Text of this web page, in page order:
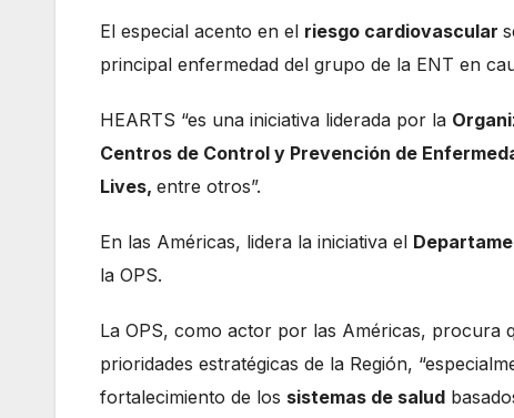
El especial acento en el riesgo cardiovascular
principal enfermedad del grupo de la ENT en
HEARTS “es una iniciativa liderada por la
Centros de Control y Prevención de
Lives, entre otros”.
En las Américas, lidera la iniciativa el
la OPS.
La OPS, como actor por las Américas, procura
prioridades estratégicas de la Región,
fortalecimiento de los sistemas de salud